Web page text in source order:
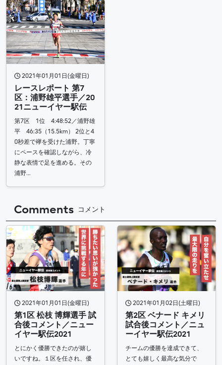
2021年01月01日(金曜日)
レースレポート 第7
区：浦野雄平選手／20
21ニューイヤー駅伝
第7区 1位 4:48:52／浦野雄
平 46:35（15.5km） 2位と4
0秒差で襷を受けた浦野。丁寧
にペースを確認しながら、冷
静な表情で足を進める。その
浦野…
Comments コメント
2021年01月01日(金曜日)
第1区 松枝 博輝選手 試
合後コメント／ニュー
イヤー駅伝2021
とにかく優勝できたのが嬉し
いですね。１区を任され、優
2021年01月02日(土曜日)
第2区 ベナード キメリ
試合後コメント／ニュ
ーイヤー駅伝2021
チームの優勝を達成できて、
とても嬉しく最高な気分で